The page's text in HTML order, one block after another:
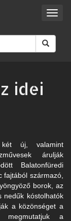
idei
új, valamint
árulják
Balatonfüredi
fajtából származó,
borok, az
nedűk kóstolhatók
a közönséget a
megmutatjuk a